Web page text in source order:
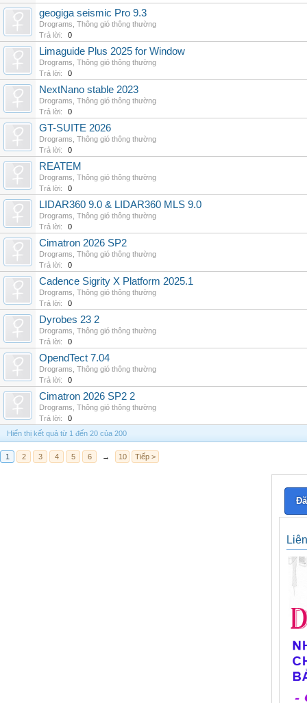
geogiga seismic Pro 9.3
Drograms Thông gió thông thường
Trả lời:
0
Limaguide Plus 2025 for Window
Drograms Thông gió thông thường
Trả lời:
0
NextNano stable 2023
Drograms Thông gió thông thường
Trả lời:
0
GT-SUITE 2026
Drograms Thông gió thông thường
Trả lời:
0
REATEM
Drograms Thông gió thông thường
Trả lời:
0
LIDAR360 9.0 & LIDAR360 MLS 9.0
Drograms Thông gió thông thường
Trả lời:
0
Cimatron 2026 SP2
Drograms Thông gió thông thường
Trả lời:
0
Cadence Sigrity X Platform 2025.1
Drograms Thông gió thông thường
Trả lời:
0
Dyrobes 23 2
Drograms Thông gió thông thường
Trả lời:
0
OpendTect 7.04
Drograms Thông gió thông thường
Trả lời:
0
Cimatron 2026 SP2 2
Drograms Thông gió thông thường
Trả lời:
0
Hiển thị kết quả từ 1 đến 20 của 200
1 2 3 4 5 6 → 10 Tiếp >